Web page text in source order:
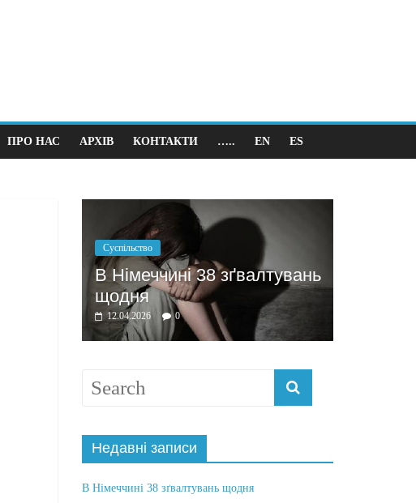
ПРО НАС АРХІВ КОНТАКТИ ….. EN ES
38 зґвалтувань
Бажання заробити мотивує
домовлятись
03.04.2026 0
Недавні записи
В Німеччині 38 зґвалтувань щодня